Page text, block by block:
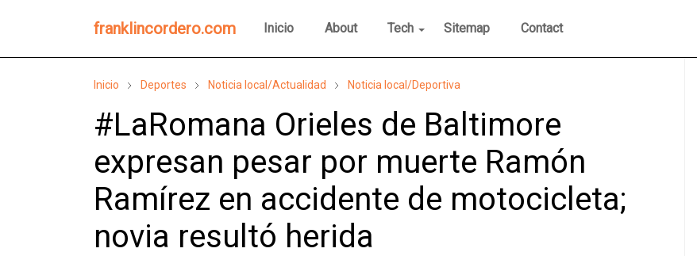
franklincordero.com Inicio About Tech Sitemap Contact
Inicio Deportes Noticia local/Actualidad Noticia local/Deportiva
#LaRomana Orieles de Baltimore
expresan pesar por muerte Ramón
Ramírez en accidente de motocicleta;
novia resultó herida